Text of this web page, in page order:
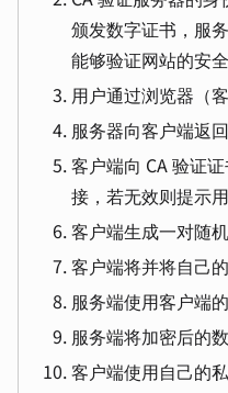
颁发数字证书，服
能够验证网站的安全
用户通过浏览器（
服务器向客户端返
客户端向 CA 验证
接，若无效则提示
客户端生成一对随
客户端将并将自己
服务端使用客户端
服务端将加密后的
客户端使用自己的